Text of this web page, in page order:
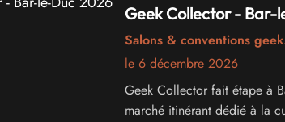
Geek Collector - Bar-
Salons & conventions
le 6 décembre 2026
Geek Collector fait étape à
marché itinérant dédié à la